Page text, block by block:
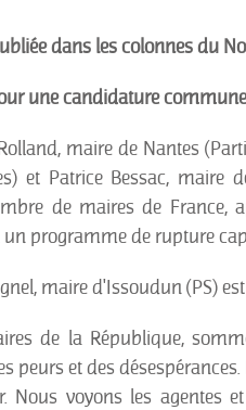
dans les colonnes du
une candidature
maire de Nantes
et Patrice Bessac, maire
de maires de France,
programme de rupture
maire d'Issoudun (PS)
de la République,
peurs et des
Nous voyons les agentes